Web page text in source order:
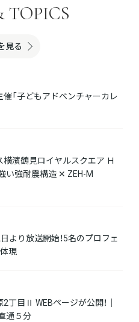
TOPICS
見る
催「子どもアドベンチャーカレ
横濱鶴見ロイヤルスクエア Ｈ
い強耐震構造 ✕ ZEH-M
より放送開始！5名のプロフェ
現
2丁目Ⅱ WEBページが公開！｜
通５分